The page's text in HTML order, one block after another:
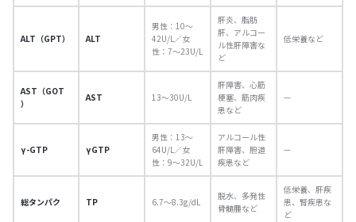
ALT（GPT） ALT
男性：10〜
42U/L／女
性：7〜23U/L
肝炎、脂肪
肝、アルコー
ル性肝障害な
ど
低栄養など
AST（GOT
）
AST 13〜30U/L
肝障害、心筋
梗塞、筋肉疾
患など
—
γ-GTP γGTP
男性：13〜
64U/L／女
性：9〜32U/L
アルコール性
肝障害、胆道
疾患など
—
総タンパク TP 6.7〜8.3g/dL
脱水、多発性
骨髄腫など
低栄養、肝疾
患、腎疾患な
ど